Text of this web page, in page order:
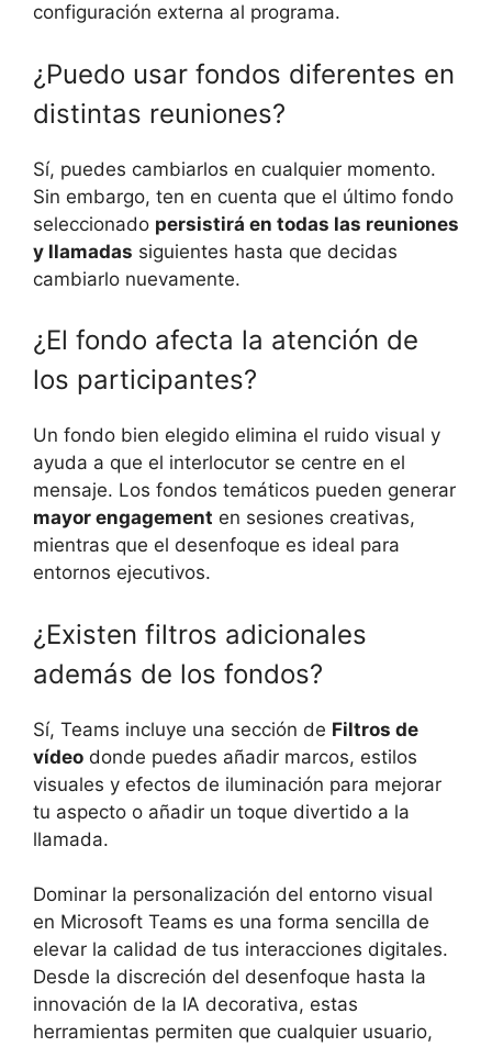
configuración externa al programa.
¿Puedo usar fondos diferentes en
distintas reuniones?
Sí, puedes cambiarlos en cualquier momento.
Sin embargo, ten en cuenta que el último fondo
seleccionado persistirá en todas las reuniones
y llamadas siguientes hasta que decidas
cambiarlo nuevamente.
¿El fondo afecta la atención de
los participantes?
Un fondo bien elegido elimina el ruido visual y
ayuda a que el interlocutor se centre en el
mensaje. Los fondos temáticos pueden generar
mayor engagement en sesiones creativas,
mientras que el desenfoque es ideal para
entornos ejecutivos.
¿Existen filtros adicionales
además de los fondos?
Sí, Teams incluye una sección de Filtros de
vídeo donde puedes añadir marcos, estilos
visuales y efectos de iluminación para mejorar
tu aspecto o añadir un toque divertido a la
llamada.
Dominar la personalización del entorno visual
en Microsoft Teams es una forma sencilla de
elevar la calidad de tus interacciones digitales.
Desde la discreción del desenfoque hasta la
innovación de la IA decorativa, estas
herramientas permiten que cualquier usuario,